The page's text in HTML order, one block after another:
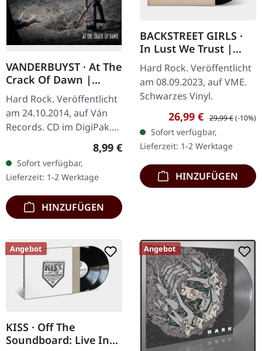
VANDERBUYST · At The
Crack Of Dawn |
DIGIPAK CD
Hard Rock. Veröffentlicht
am 24.10.2014, auf Ván
Records. CD im DigiPak.
Vanderbuyst liefern mit
ihrem Debütalbum ein
donnerndes Statement
ab, das in…
Regulärer Preis:
8,99 €
Sofort verfügbar,
Lieferzeit: 1-2 Werktage
HINZUFÜGEN
BACKSTREET GIRLS ·
In Lust We Trust |
BLACK VINYL
Hard Rock. Veröffentlicht
am 08.09.2023, auf VME.
Schwarzes Vinyl.
Verkaufspreis:
26,99 € Regulärer Preis:
29,99 €(-10%)
Sofort verfügbar,
Lieferzeit: 1-2 Werktage
HINZUFÜGEN
Angebot
KISS · Off The
Soundboard: Live In
Angebot